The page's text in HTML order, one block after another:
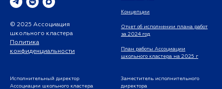
© 2025 Ассоциация
школьного кластера
Политика
конфиденциальности
Концепции
Отчет об исполнении плана работ
за 2024 год
План работы Ассоциации
школьного кластера на 2025 г
Исполнительный директор
Ассоциации школьного кластера
Заместитель исполнительного
директора